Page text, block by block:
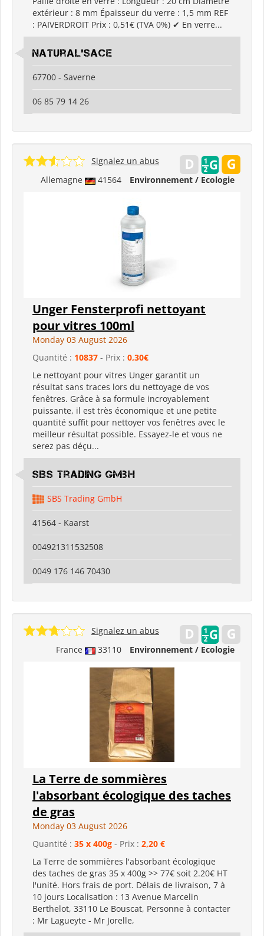
extérieur : 8 mm Épaisseur du verre : 1,5 mm REF
: PAIVERDROIT Prix : 0,51€ (TVA 0%) ✔ En verre...
Natural'sace
67700 - Saverne
06 85 79 14 26
Allemagne 41564 Environnement / Ecologie
Signalez un abus
Unger Fensterprofi nettoyant
pour vitres 100ml
Monday 03 August 2026
Quantité : 10837 - Prix : 0,30€
Le nettoyant pour vitres Unger garantit un
résultat sans traces lors du nettoyage de vos
fenêtres. Grâce à sa formule incroyablement
puissante, il est très économique et une petite
quantité suffit pour nettoyer vos fenêtres avec le
meilleur résultat possible. Essayez-le et vous ne
serez pas déçu...
SBS Trading GmbH
SBS Trading GmbH
41564 - Kaarst
004921311532508
0049 176 146 70430
France 33110 Environnement / Ecologie
Signalez un abus
La Terre de sommières
l'absorbant écologique des taches
de gras
Monday 03 August 2026
Quantité : 35 x 400g - Prix : 2,20 €
La Terre de sommières l'absorbant écologique
des taches de gras 35 x 400g >> 77€ soit 2.20€ HT
l'unité. Hors frais de port. Délais de livraison, 7 à
10 jours Localisation : 13 Avenue Marcelin
Berthelot, 33110 Le Bouscat, Personne à contacter
: Mr Lagueyte - Mr Jorelle,